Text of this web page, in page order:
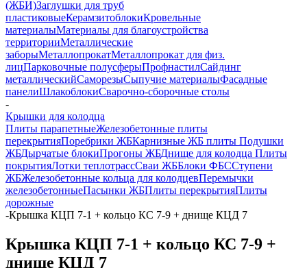
(ЖБИ)Заглушки для труб
пластиковыеКерамзитоблокиКровельные
материалыМатериалы для благоустройства
территорииМеталлические
заборыМеталлопрокатМеталлопрокат для физ.
лицПарковочные полусферыПрофнастилСайдинг
металлическийСаморезыСыпучие материалыФасадные
панелиШлакоблокиСварочно-сборочные столы
-
Крышки для колодца
Плиты парапетныеЖелезобетонные плиты
перекрытияПоребрики ЖБКарнизные ЖБ плиты Подушки
ЖБДырчатые блокиПрогоны ЖБДнище для колодца Плиты
покрытияЛотки теплотрассСваи ЖББлоки ФБССтупени
ЖБЖелезобетонные кольца для колодцевПеремычки
железобетонныеПасынки ЖБПлиты перекрытияПлиты
дорожные
-Крышка КЦП 7-1 + кольцо КС 7-9 + днище КЦД 7
Крышка КЦП 7-1 + кольцо КС 7-9 +
днище КЦД 7